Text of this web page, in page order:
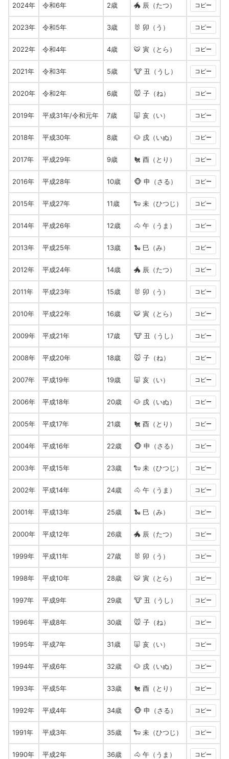
2024年 令和6年 2歳 🐲 辰（たつ） コピー
2023年 令和5年 3歳 🐰 卯（う） コピー
2022年 令和4年 4歳 🐯 寅（とら） コピー
2021年 令和3年 5歳 🐮 丑（うし） コピー
2020年 令和2年 6歳 🐭 子（ね） コピー
2019年 平成31年/令和元年 7歳 🐷 亥（い） コピー
2018年 平成30年 8歳 🐶 戌（いぬ） コピー
2017年 平成29年 9歳 🐔 酉（とり） コピー
2016年 平成28年 10歳 🐵 申（さる） コピー
2015年 平成27年 11歳 🐑 未（ひつじ） コピー
2014年 平成26年 12歳 🐴 午（うま） コピー
2013年 平成25年 13歳 🐍 巳（み） コピー
2012年 平成24年 14歳 🐲 辰（たつ） コピー
2011年 平成23年 15歳 🐰 卯（う） コピー
2010年 平成22年 16歳 🐯 寅（とら） コピー
2009年 平成21年 17歳 🐮 丑（うし） コピー
2008年 平成20年 18歳 🐭 子（ね） コピー
2007年 平成19年 19歳 🐷 亥（い） コピー
2006年 平成18年 20歳 🐶 戌（いぬ） コピー
2005年 平成17年 21歳 🐔 酉（とり） コピー
2004年 平成16年 22歳 🐵 申（さる） コピー
2003年 平成15年 23歳 🐑 未（ひつじ） コピー
2002年 平成14年 24歳 🐴 午（うま） コピー
2001年 平成13年 25歳 🐍 巳（み） コピー
2000年 平成12年 26歳 🐲 辰（たつ） コピー
1999年 平成11年 27歳 🐰 卯（う） コピー
1998年 平成10年 28歳 🐯 寅（とら） コピー
1997年 平成9年 29歳 🐮 丑（うし） コピー
1996年 平成8年 30歳 🐭 子（ね） コピー
1995年 平成7年 31歳 🐷 亥（い） コピー
1994年 平成6年 32歳 🐶 戌（いぬ） コピー
1993年 平成5年 33歳 🐔 酉（とり） コピー
1992年 平成4年 34歳 🐵 申（さる） コピー
1991年 平成3年 35歳 🐑 未（ひつじ） コピー
1990年 平成2年 36歳 🐴 午（うま） コピー